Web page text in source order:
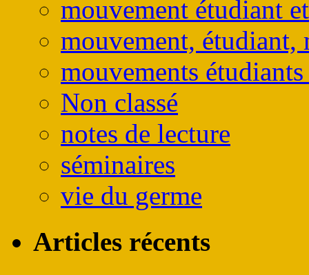
mouvement étudiant
mouvement, étudiant,
mouvements
Non classé
notes de lecture
séminaires
vie du germe
Articles récents